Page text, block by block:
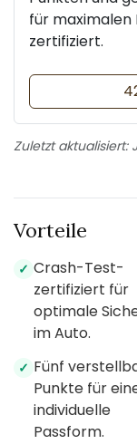
für
zertifiziert.
Zuletzt aktualisiert:
Vorteile
✓ Crash-Test-
zertifiziert für
optimale
im Auto.
✓ Fünf
Punkte für
individuelle
Passform.